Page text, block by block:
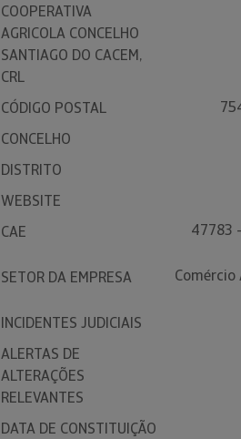
COOPERATIVA
AGRICOLA CONCELHO
SANTIAGO DO CACEM,
CRL
CÓDIGO POSTAL
CONCELHO
DISTRITO
WEBSITE
CAE
47783
SETOR DA EMPRESA
INCIDENTES JUDICIAIS
ALERTAS DE
ALTERAÇÕES
RELEVANTES
DATA DE CONSTITUIÇÃO